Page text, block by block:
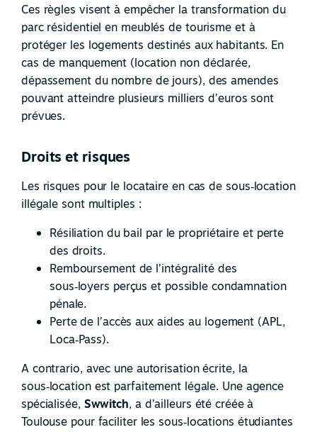
Ces règles visent à empêcher la transformation du
parc résidentiel en meublés de tourisme et à
protéger les logements destinés aux habitants. En
cas de manquement (location non déclarée,
dépassement du nombre de jours), des amendes
pouvant atteindre plusieurs milliers d’euros sont
prévues.
Droits et risques
Les risques pour le locataire en cas de sous‑location
illégale sont multiples :
Résiliation du bail par le propriétaire et perte
des droits.
Remboursement de l’intégralité des
sous‑loyers perçus et possible condamnation
pénale.
Perte de l’accès aux aides au logement (APL,
Loca‑Pass).
A contrario, avec une autorisation écrite, la
sous‑location est parfaitement légale. Une agence
spécialisée, Swwitch, a d’ailleurs été créée à
Toulouse pour faciliter les sous‑locations étudiantes